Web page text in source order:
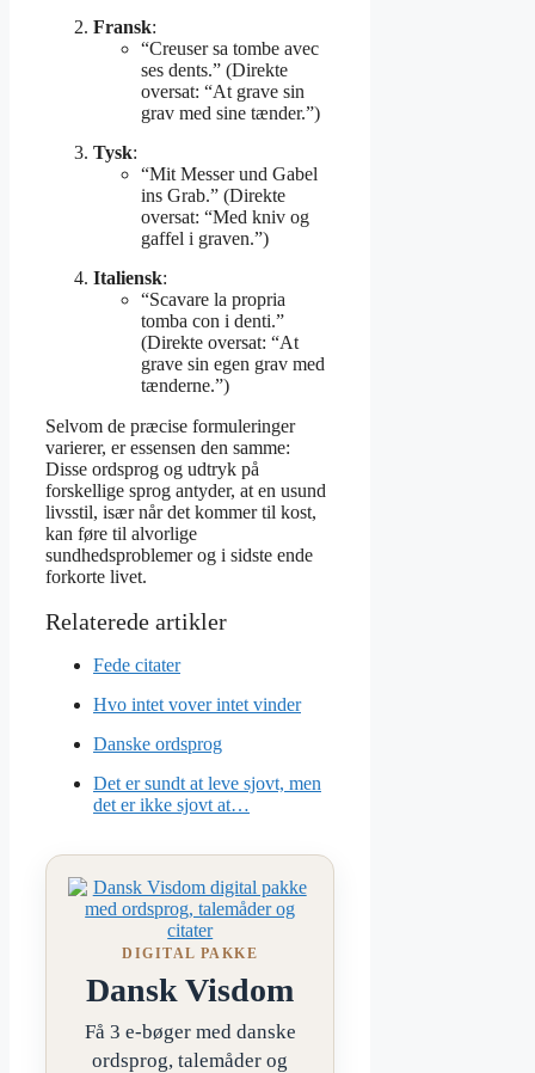
Fransk:
“Creuser sa tombe avec
ses dents.” (Direkte
oversat: “At grave sin
grav med sine tænder.”)
Tysk:
“Mit Messer und Gabel
ins Grab.” (Direkte
oversat: “Med kniv og
gaffel i graven.”)
Italiensk:
“Scavare la propria
tomba con i denti.”
(Direkte oversat: “At
grave sin egen grav med
tænderne.”)
Selvom de præcise formuleringer
varierer, er essensen den samme:
Disse ordsprog og udtryk på
forskellige sprog antyder, at en usund
livsstil, især når det kommer til kost,
kan føre til alvorlige
sundhedsproblemer og i sidste ende
forkorte livet.
Fede citater
Hvo intet vover intet vinder
Danske ordsprog
Det er sundt at leve sjovt, men
det er ikke sjovt at…
DIGITAL PAKKE
Dansk Visdom
Få 3 e-bøger med danske
ordsprog, talemåder og